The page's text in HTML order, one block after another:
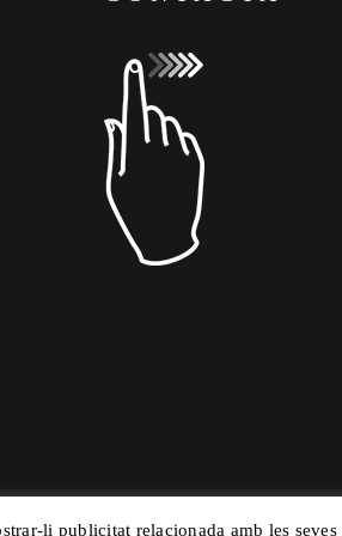
li publicitat relacionada amb les